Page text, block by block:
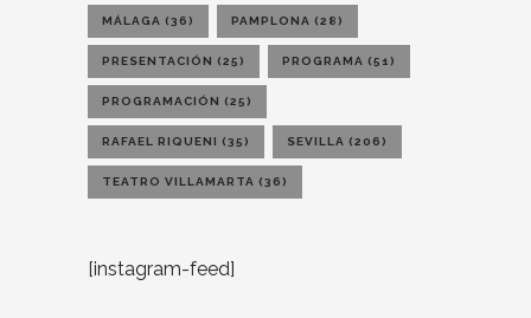
MÁLAGA (36) PAMPLONA (28)
PRESENTACIÓN (25) PROGRAMA (51)
PROGRAMACIÓN (25)
RAFAEL RIQUENI (35) SEVILLA (206)
TEATRO VILLAMARTA (36)
[instagram-feed]